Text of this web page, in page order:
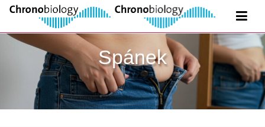
Spánek